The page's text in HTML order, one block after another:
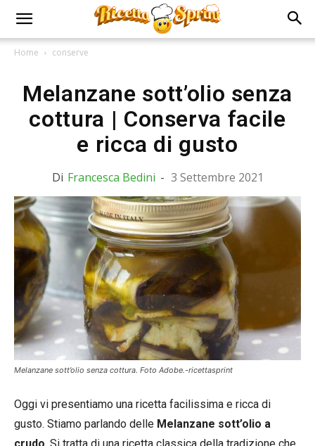
Home conserve
Melanzane sott’olio senza
cottura | Conserva facile
e ricca di gusto
Di Francesca Bedini - 3 Settembre 2021
Melanzane sott’olio senza cottura. Foto Adobe.-ricettasprint
Oggi vi presentiamo una ricetta facilissima e ricca di
gusto. Stiamo parlando delle Melanzane sott’olio a